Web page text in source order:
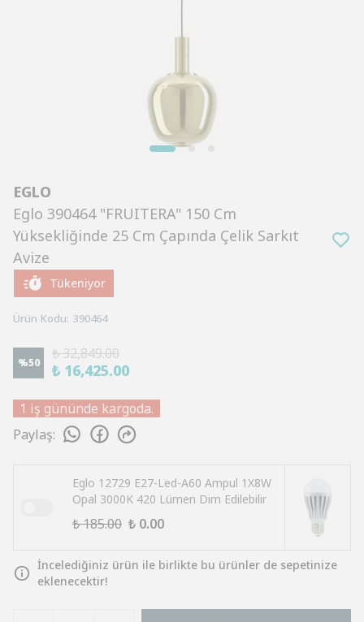
EGLO
Eglo 390464 "FRUITERA" 150 Cm
Yüksekliğinde 25 Cm Çapında Çelik Sarkıt
Avize
Tükeniyor
Ürün Kodu: 390464
%50
₺ 32,849.00
₺ 16,425.00
1 iş gününde kargoda.
Paylaş:
Eglo 12729 E27-Led-A60 Ampul 1X8W
Opal 3000K 420 Lümen Dim Edilebilir
₺ 185.00 ₺ 0.00
İncelediğiniz ürün ile birlikte bu ürünler de sepetinize
eklenecektir!